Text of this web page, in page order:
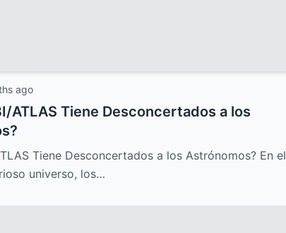
ago
ATLAS Tiene Desconcertados a los
Tiene Desconcertados a los Astrónomos? En el
universo, los…